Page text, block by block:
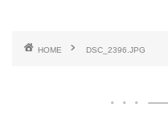
HOME DSC_2396.JPG